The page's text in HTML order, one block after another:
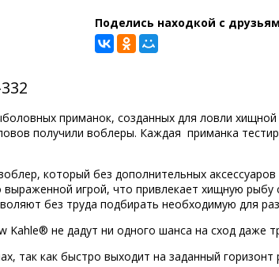
Поделись находкой с
приманок, созданных для ловли
получили воблеры. Каждая приманка
который без дополнительных
игрой, что привлекает хищную рыбу
без труда подбирать необходимую для
Kahle® не дадут ни одного шанса на сход даже
так как быстро выходит на заданный